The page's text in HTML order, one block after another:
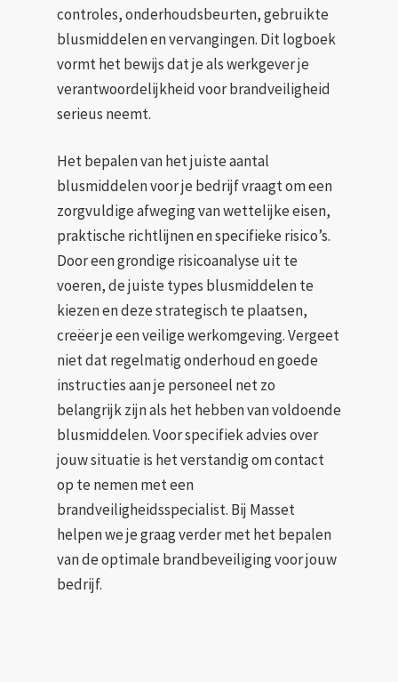
controles, onderhoudsbeurten, gebruikte
blusmiddelen en vervangingen. Dit logboek
vormt het bewijs dat je als werkgever je
verantwoordelijkheid voor brandveiligheid
serieus neemt.
Het bepalen van het juiste aantal
blusmiddelen voor je bedrijf vraagt om een
zorgvuldige afweging van wettelijke eisen,
praktische richtlijnen en specifieke risico’s.
Door een grondige risicoanalyse uit te
voeren, de juiste types blusmiddelen te
kiezen en deze strategisch te plaatsen,
creëer je een veilige werkomgeving. Vergeet
niet dat regelmatig onderhoud en goede
instructies aan je personeel net zo
belangrijk zijn als het hebben van voldoende
blusmiddelen. Voor specifiek advies over
jouw situatie is het verstandig om contact
op te nemen met een
brandveiligheidsspecialist. Bij Masset
helpen we je graag verder met het bepalen
van de optimale brandbeveiliging voor jouw
bedrijf.